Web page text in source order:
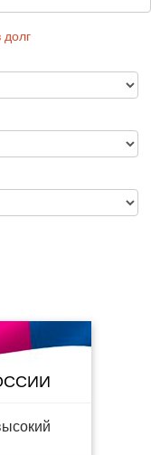
долг